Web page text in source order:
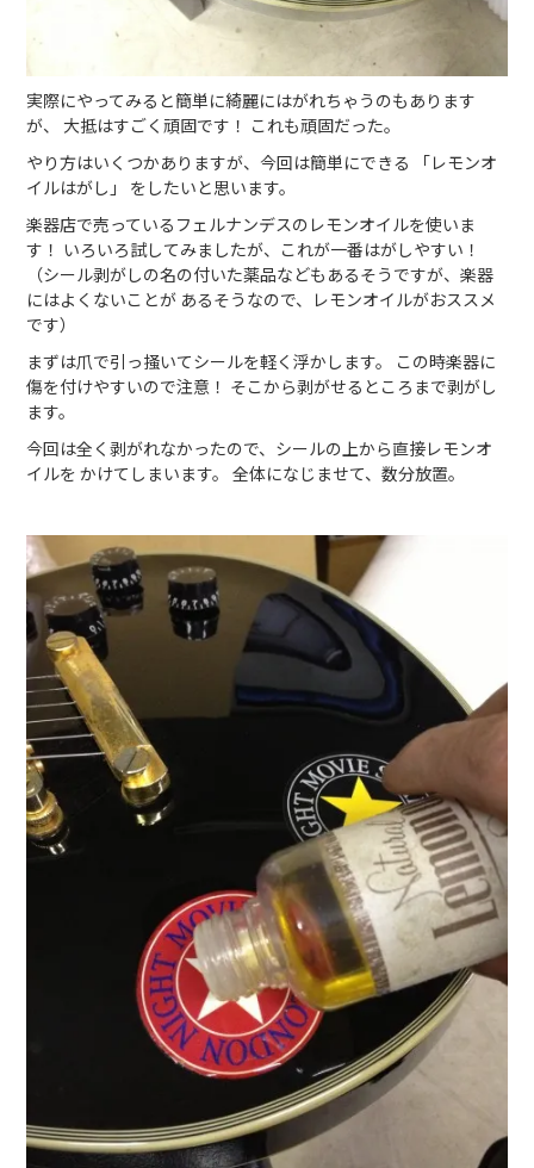
実際にやってみると簡単に綺麗にはがれちゃうのもあります
が、 大抵はすごく頑固です！ これも頑固だった。
やり方はいくつかありますが、今回は簡単にできる 「レモンオ
イルはがし」 をしたいと思います。
楽器店で売っているフェルナンデスのレモンオイルを使いま
す！ いろいろ試してみましたが、これが一番はがしやすい！
（シール剥がしの名の付いた薬品などもあるそうですが、楽器
にはよくないことが あるそうなので、レモンオイルがおススメ
です）
まずは爪で引っ掻いてシールを軽く浮かします。 この時楽器に
傷を付けやすいので注意！ そこから剥がせるところまで剥がし
ます。
今回は全く剥がれなかったので、シールの上から直接レモンオ
イルを かけてしまいます。 全体になじませて、数分放置。